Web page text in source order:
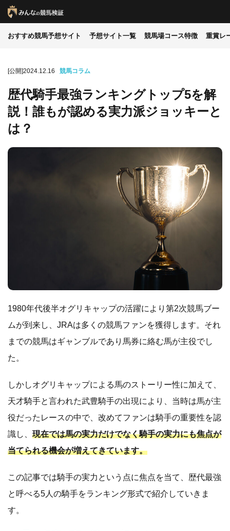
おすすめ競馬予想サイト 予想サイト一覧 競馬場コース特徴 重賞レ
[公開]2024.12.16 競馬コラム
歴代騎手最強ランキングトップ5を解
説！誰もが認める実力派ジョッキーと
は？
1980年代後半オグリキャップの活躍により第2次競馬ブー
ムが到来し、JRAは多くの競馬ファンを獲得します。それ
までの競馬はギャンブルであり馬券に絡む馬が主役でし
た。
しかしオグリキャップによる馬のストーリー性に加えて、
天才騎手と言われた武豊騎手の出現により、当時は馬が主
役だったレースの中で、改めてファンは騎手の重要性を認
識し、 現在では馬の実力だけでなく騎手の実力にも焦点が
当てられる機会が増えてきています。
この記事では騎手の実力という点に焦点を当て、歴代最強
と呼べる5人の騎手をランキング形式で紹介していきま
す。